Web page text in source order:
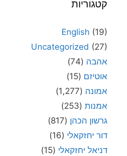
קטגוריות
English (19)
Uncategorized (27)
אהבה (74)
אוטיזם (15)
אמונה (1,277)
אמנות (253)
גרשון הכהן (817)
דור יחזקאלי (16)
דניאל יחזקאלי (15)